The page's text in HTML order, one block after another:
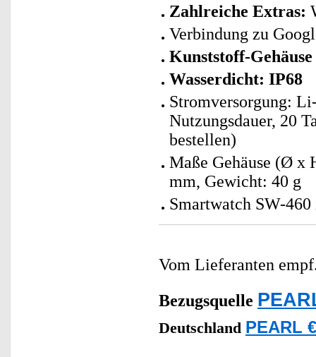
Zahlreiche Extras:
Verbindung zu
Kunststoff-
Wasserdicht: IP68
Stromversorgung:
Nutzungsdauer, 20
bestellen)
Maße Gehäuse (Ø x
mm, Gewicht: 40 g
Smartwatch SW-
Vom Lieferanten
Bezugsquelle
Deutschland PEARL